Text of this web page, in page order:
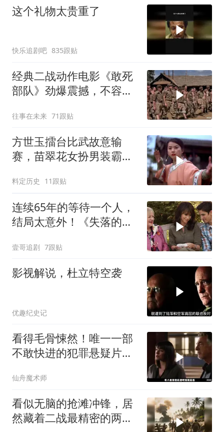
这个礼物太贵重了
快乐追剧吧 835跟贴
经典二战动作电影《敢死
部队》劲爆震撼，不容错
往事在未来 71跟贴
方世玉擂台比武故意输
赛，苗翠花女扮男装霸气
料定历史 11跟贴
连续65年的等待一个人，
结局太意外！《失落的情
壹哥追剧 7跟贴
影视解说，杜立特空袭
优趣纪史记
看得毛骨悚然！唯一一部
不敢快进的犯罪悬疑片，
仙舟魔术师
看似无脑的抢滩冲锋，居
然藏着二战最精密的两栖